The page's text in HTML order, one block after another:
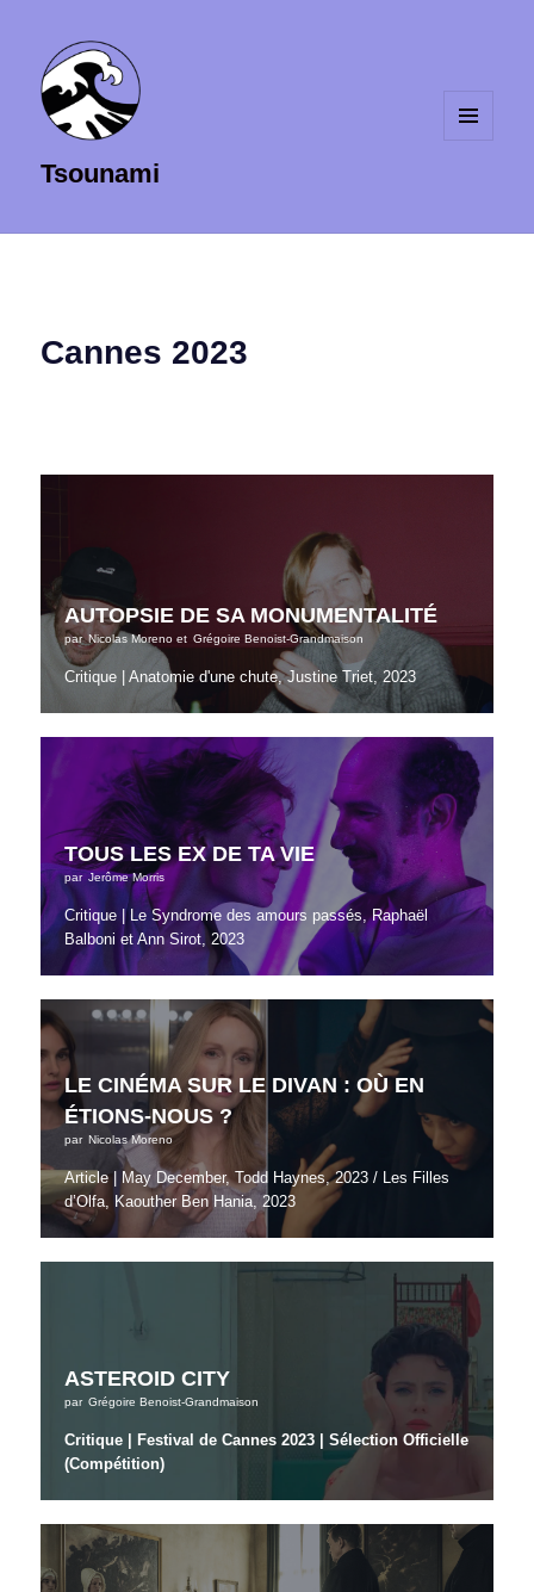
Tsounami
Cannes 2023
AUTOPSIE DE SA MONUMENTALITÉ
par Nicolas Moreno et Grégoire Benoist-Grandmaison
Critique | Anatomie d'une chute, Justine Triet, 2023
TOUS LES EX DE TA VIE
par Jerôme Morris
Critique | Le Syndrome des amours passés, Raphaël
Balboni et Ann Sirot, 2023
LE CINÉMA SUR LE DIVAN : OÙ EN
ÉTIONS-NOUS ?
par Nicolas Moreno
Article | May December, Todd Haynes, 2023 / Les Filles
d’Olfa, Kaouther Ben Hania, 2023
ASTEROID CITY
par Grégoire Benoist-Grandmaison
Critique | Festival de Cannes 2023 | Sélection Officielle
(Compétition)